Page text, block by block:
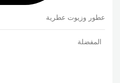
عطور وزيوت عطرية
المفضلة